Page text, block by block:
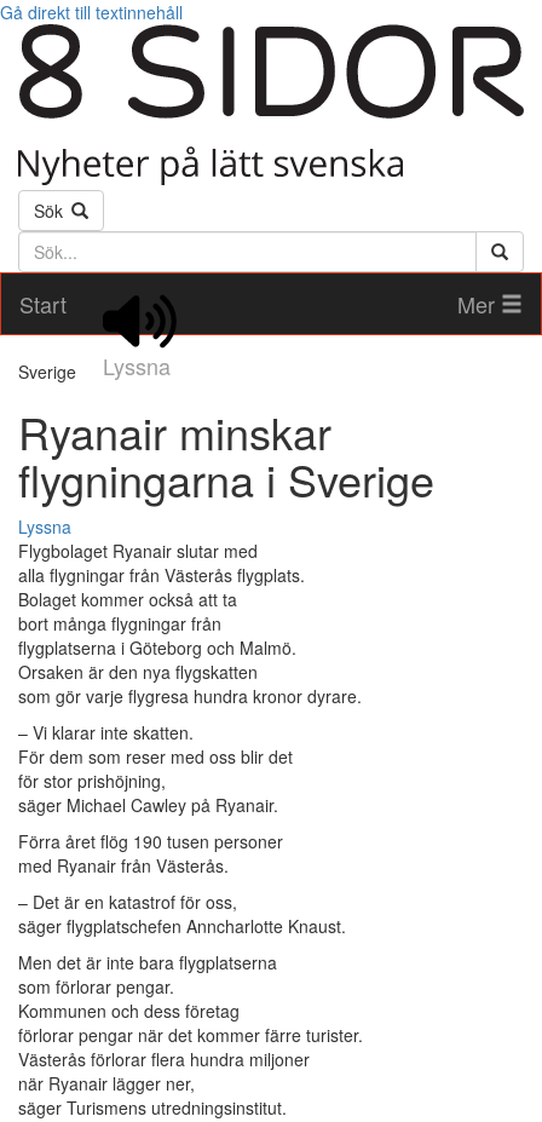
Gå direkt till textinnehåll
Sök
Söktext
Start
Lyssna
Mer
Sverige
Ryanair minskar
flygningarna i Sverige
Lyssna
Flygbolaget Ryanair slutar med
alla flygningar från Västerås flygplats.
Bolaget kommer också att ta
bort många flygningar från
flygplatserna i Göteborg och Malmö.
Orsaken är den nya flygskatten
som gör varje flygresa hundra kronor dyrare.
– Vi klarar inte skatten.
För dem som reser med oss blir det
för stor prishöjning,
säger Michael Cawley på Ryanair.
Förra året flög 190 tusen personer
med Ryanair från Västerås.
– Det är en katastrof för oss,
säger flygplatschefen Anncharlotte Knaust.
Men det är inte bara flygplatserna
som förlorar pengar.
Kommunen och dess företag
förlorar pengar när det kommer färre turister.
Västerås förlorar flera hundra miljoner
när Ryanair lägger ner,
säger Turismens utredningsinstitut.